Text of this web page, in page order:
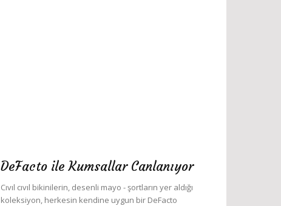
DeFacto ile Kumsallar Canlanıyor
Cıvıl cıvıl bikinilerin, desenli mayo - şortların yer aldığı
koleksiyon, herkesin kendine uygun bir DeFacto